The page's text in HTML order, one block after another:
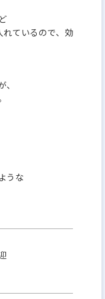
ているので、効
うな